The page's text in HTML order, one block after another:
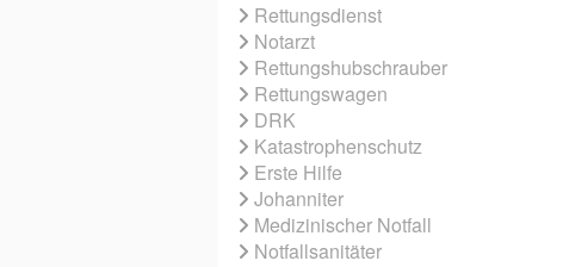
Rettungsdienst
Notarzt
Rettungshubschrauber
Rettungswagen
DRK
Katastrophenschutz
Erste Hilfe
Johanniter
Medizinischer Notfall
Notfallsanitäter